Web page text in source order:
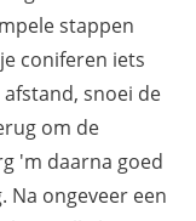
stappen
coniferen iets
snoei de
om de
'm daarna goed
Na ongeveer een